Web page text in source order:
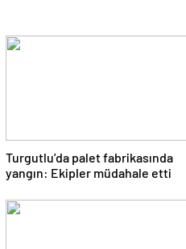
Turgutlu’da palet fabrikasında
yangın: Ekipler müdahale etti